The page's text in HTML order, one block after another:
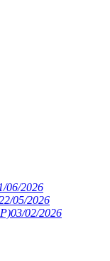
06/2026
05/2026
03/02/2026